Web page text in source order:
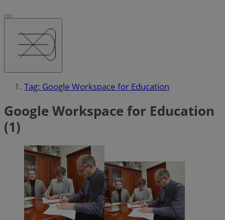
Tag: Google Workspace for Education
Google Workspace for Education
(1)